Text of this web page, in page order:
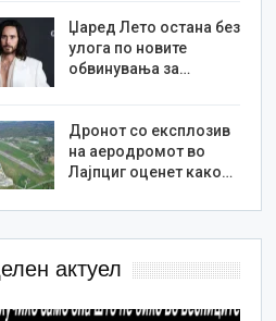
Џаред Лето остана без
улога по новите
обвинувања за…
Дронот со експлозив
на аеродромот во
Лајпциг оценет како…
актуел